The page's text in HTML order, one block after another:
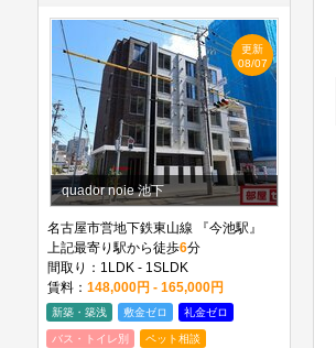
更新
08/07
quador noie 池下
名古屋市営地下鉄東山線 『今池駅』
上記最寄り駅から徒歩6分
間取り：1LDK - 1SLDK
賃料： 148,000円 - 165,000円
新築・築浅 敷金ゼロ 礼金ゼロ
バス・トイレ別 ペット相談